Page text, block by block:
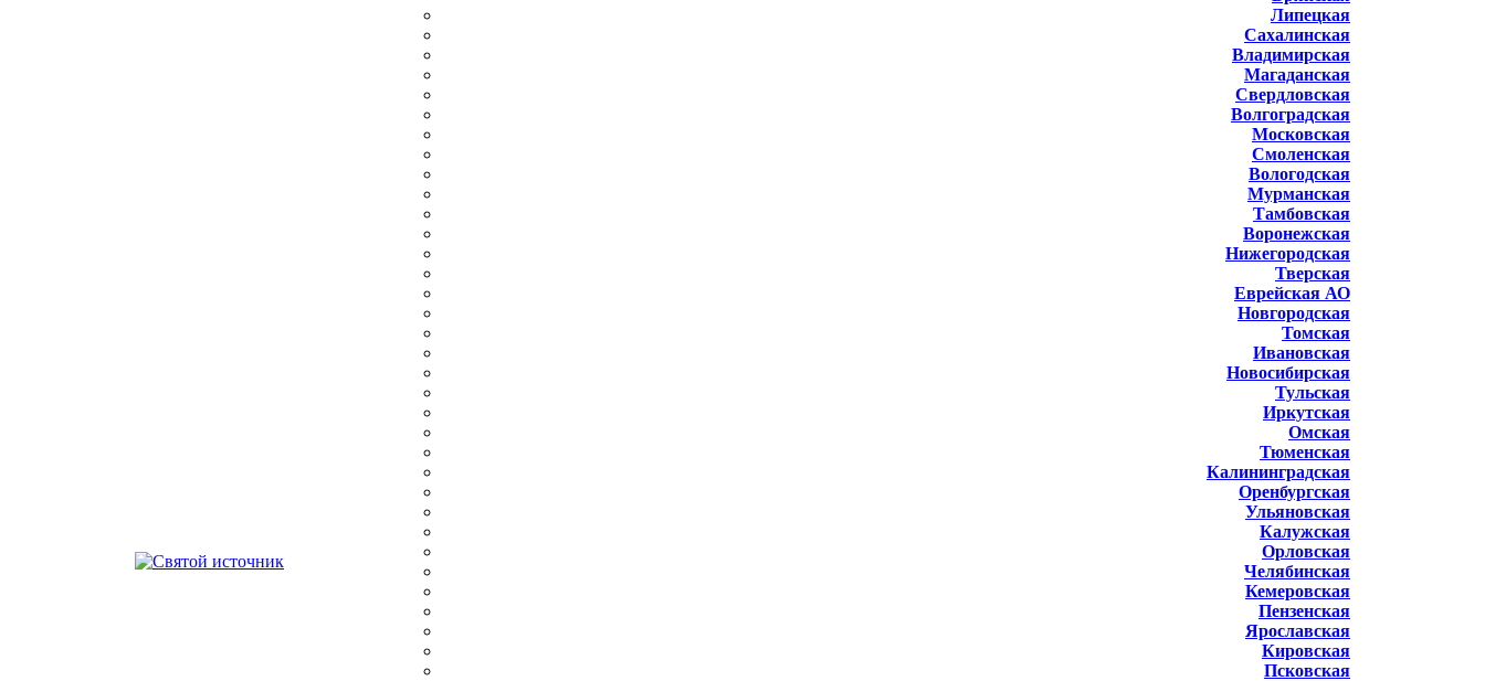
Липецкая
Сахалинская
Владимирская
Магаданская
Свердловская
Волгоградская
Московская
Смоленская
Вологодская
Мурманская
Тамбовская
Воронежская
Нижегородская
Тверская
Еврейская АО
Новгородская
Томская
Ивановская
Новосибирская
Тульская
Иркутская
Омская
Тюменская
Калининградская
Оренбургская
Ульяновская
Калужская
Орловская
Челябинская
Кемеровская
Пензенская
Ярославская
Кировская
Псковская